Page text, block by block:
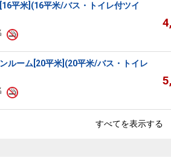
平米](16平米/バス・トイレ付ツイ
ルーム[20平米](20平米/バス・トイレ
すべてを表示する